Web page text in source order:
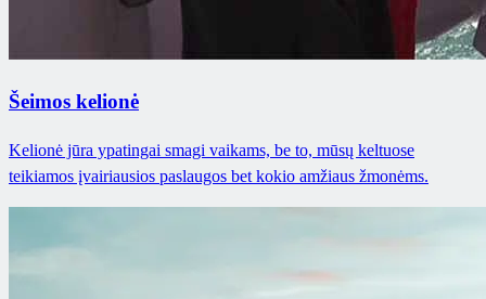
Šeimos kelionė
Kelionė jūra ypatingai smagi vaikams, be to, mūsų keltuose
teikiamos įvairiausios paslaugos bet kokio amžiaus žmonėms.